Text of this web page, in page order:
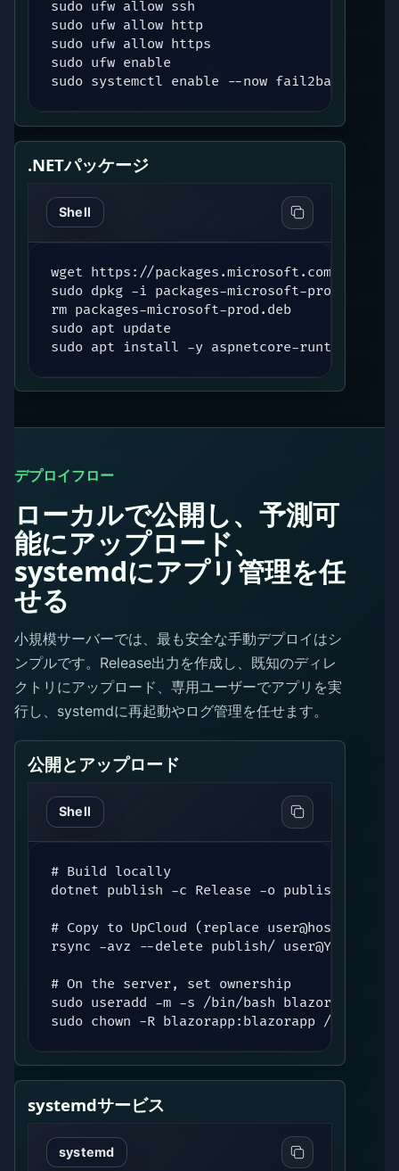
sudo ufw allow ssh
sudo ufw allow http
sudo ufw allow https
sudo ufw enable
sudo systemctl enable --now fail2ban
.NETパッケージ
Shell
wget https://packages.microsoft.com/config/
sudo dpkg -i packages-microsoft-prod.deb
rm packages-microsoft-prod.deb
sudo apt update
sudo apt install -y aspnetcore-runtime-8.0
デプロイフロー
ローカルで公開し、予測可
能にアップロード、
systemdにアプリ管理を任
せる
小規模サーバーでは、最も安全な手動デプロイはシ
ンプルです。Release出力を作成し、既知のディレ
クトリにアップロード、専用ユーザーでアプリを実
行し、systemdに再起動やログ管理を任せます。
公開とアップロード
Shell
# Build locally
dotnet publish -c Release -o publish
# Copy to UpCloud (replace user@host)
rsync -avz --delete publish/
# On the server, set ownership
sudo useradd -m -s /bin/bash blazorapp ||
sudo chown -R blazorapp:blazorapp /var/
systemdサービス
systemd